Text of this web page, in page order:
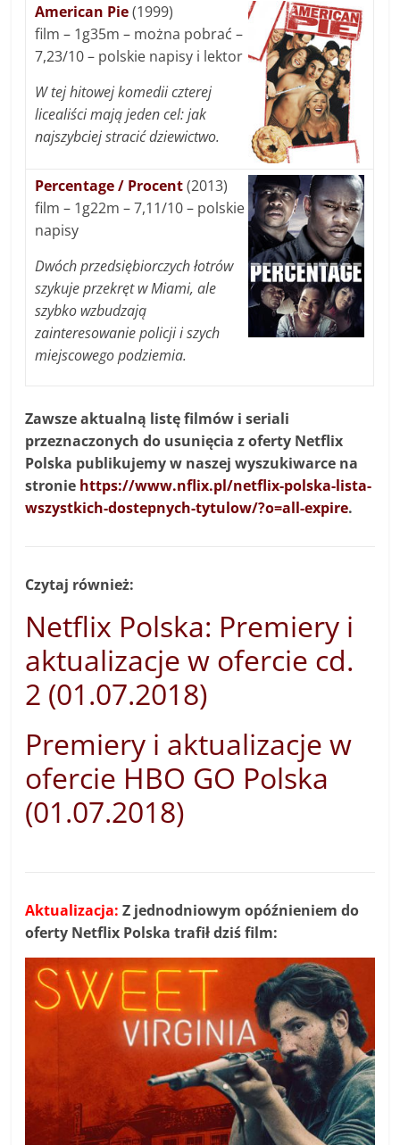
American Pie(1999)
film – 1g35m – można pobrać –
7,23/10 – polskie napisy i lektor
W tej hitowej komedii czterej
licealiści mają jeden cel: jak
najszybciej stracić dziewictwo.
Percentage / Procent(2013)
film – 1g22m – 7,11/10 – polskie
napisy
Dwóch przedsiębiorczych łotrów
szykuje przekręt w Miami, ale
szybko wzbudzają
zainteresowanie policji i szych
miejscowego podziemia.
Zawsze aktualną listę filmów i seriali
przeznaczonych do usunięcia z oferty Netflix
Polska publikujemy w naszej wyszukiwarce na
stronie https://www.nflix.pl/netflix-polska-lista-
wszystkich-dostepnych-tytulow/?o=all-expire.
Czytaj również:
Netflix Polska: Premiery i
aktualizacje w ofercie cd.
2 (01.07.2018)
Premiery i aktualizacje w
ofercie HBO GO Polska
(01.07.2018)
Aktualizacja: Z jednodniowym opóźnieniem do
oferty Netflix Polska trafił dziś film: